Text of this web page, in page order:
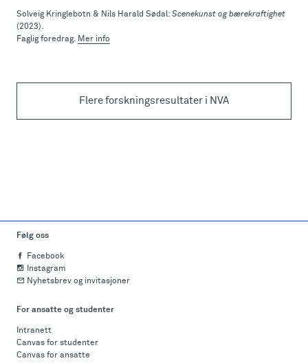
Solveig Kringlebotn & Nils Harald Sødal: Scenekunst og bærekraftighet
(2023).
Faglig foredrag. Mer info
Flere forskningsresultater i NVA
Følg oss
Facebook
Instagram
Nyhetsbrev og invitasjoner
For ansatte og studenter
Intranett
Canvas for studenter
Canvas for ansatte